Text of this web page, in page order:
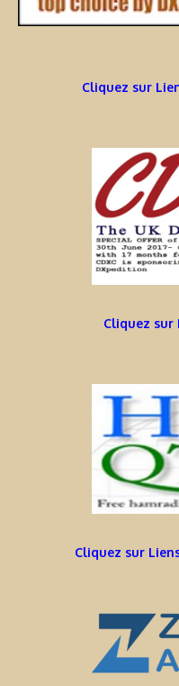
Cliquez sur
Cliquez sur
Cliquez sur